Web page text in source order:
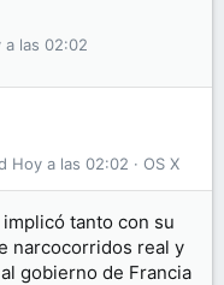
a las 02:02
OS X
Hoy a las 02:02
tanto con su
narcocorridos real y
gobierno de Francia